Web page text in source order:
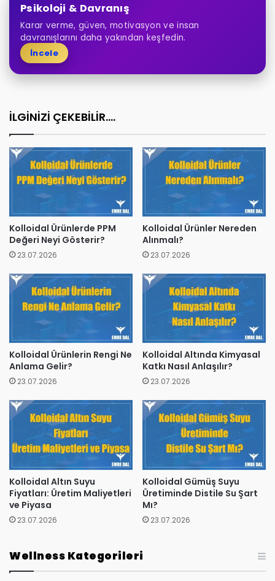
Psikoloji & Davranış
Karar verme, güven, motivasyon ve insan
davranışlarını daha yakından keşfedin.
İncele
İLGİNİZİ ÇEKEBİLİR....
Kolloidal Ürünlerde PPM
Değeri Neyi Gösterir?
23.07.2026
Kolloidal Ürünler Nereden
Alınmalı?
23.07.2026
Kolloidal Ürünlerin Rengi Ne
Anlama Gelir?
23.07.2026
Kolloidal Altında Kimyasal
Katkı Nasıl Anlaşılır?
23.07.2026
Kolloidal Altın Suyu
Fiyatları: Üretim Maliyetleri
ve Piyasa
23.07.2026
Kolloidal Gümüş Suyu
Üretiminde Distile Su Şart
Mı?
23.07.2026
Wellness Kategorileri